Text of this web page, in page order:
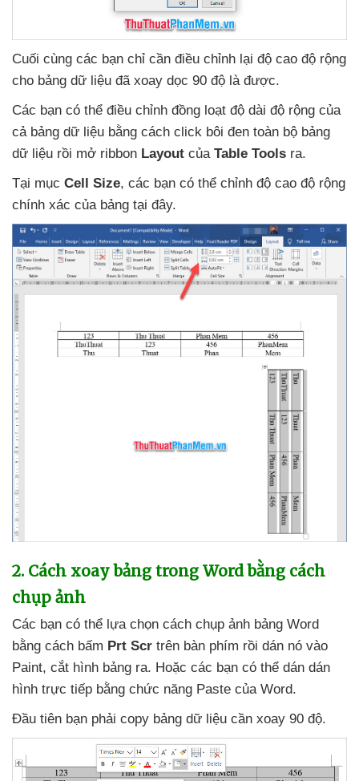
Cuối cùng các bạn chỉ cần điều chỉnh lại độ cao độ rộng
cho bảng dữ liệu đã xoay dọc 90 độ là được.
Các bạn có thể điều chỉnh đồng loạt độ dài độ rộng của
cả bảng dữ liệu bằng cách click bôi đen toàn bộ bảng
dữ liệu rồi mở ribbon Layout của Table Tools ra.
Tại mục Cell Size, các bạn có thể chỉnh độ cao độ rộng
chính xác của bảng tại đây.
2. Cách xoay bảng trong Word bằng cách
chụp ảnh
Các bạn có thể lựa chọn cách chụp ảnh bảng Word
bằng cách bấm Prt Scr trên bàn phím rồi dán nó vào
Paint, cắt hình bảng ra. Hoặc các bạn có thể dán dán
hình trực tiếp bằng chức năng Paste của Word.
Đầu tiên bạn phải copy bảng dữ liệu cần xoay 90 độ.